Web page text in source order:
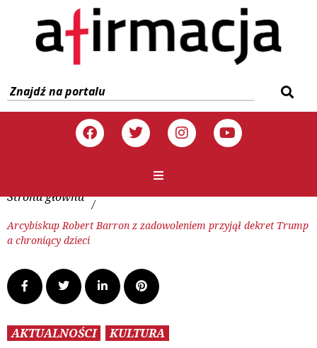
Strona główna /
Arcybiskup Robert Barron z zadowoleniem przyjął dekret Trump
a chroniący dzieci
AKTUALNOŚCI KULTURA